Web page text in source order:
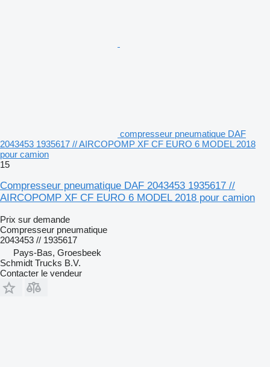
compresseur pneumatique DAF
2043453 1935617 // AIRCOPOMP XF CF EURO 6 MODEL 2018
pour camion
15
Compresseur pneumatique DAF 2043453 1935617 //
AIRCOPOMP XF CF EURO 6 MODEL 2018 pour camion
Prix sur demande
Compresseur pneumatique
2043453 // 1935617
Pays-Bas, Groesbeek
Schmidt Trucks B.V.
Contacter le vendeur